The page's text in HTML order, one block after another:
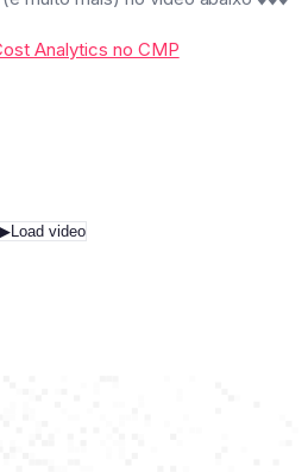
Analytics no CMP
▶Load video